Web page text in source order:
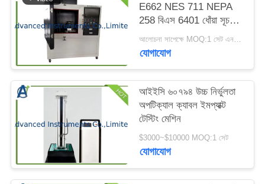
সাইট
PRIVACY
POLICY
E662 NES 711 NEPA
258 বিএস 6401 ধোঁয়া সূচক
পরীক্ষার চেম্বার
আলোচনা সাপেক্ষে MOQ:1 সেট এনবিএস স্মোক ডেনসিটি টেস্ট চেম্বার
যোগাযোগ
আইইসি ৬০৭৯৪ উচ্চ নির্ভুলতা
অপটিক্যাল ক্যাবল ইমপ্যাক্ট
টেস্টিং মেশিন
$3000~$10000 MOQ:1 সেট
যোগাযোগ